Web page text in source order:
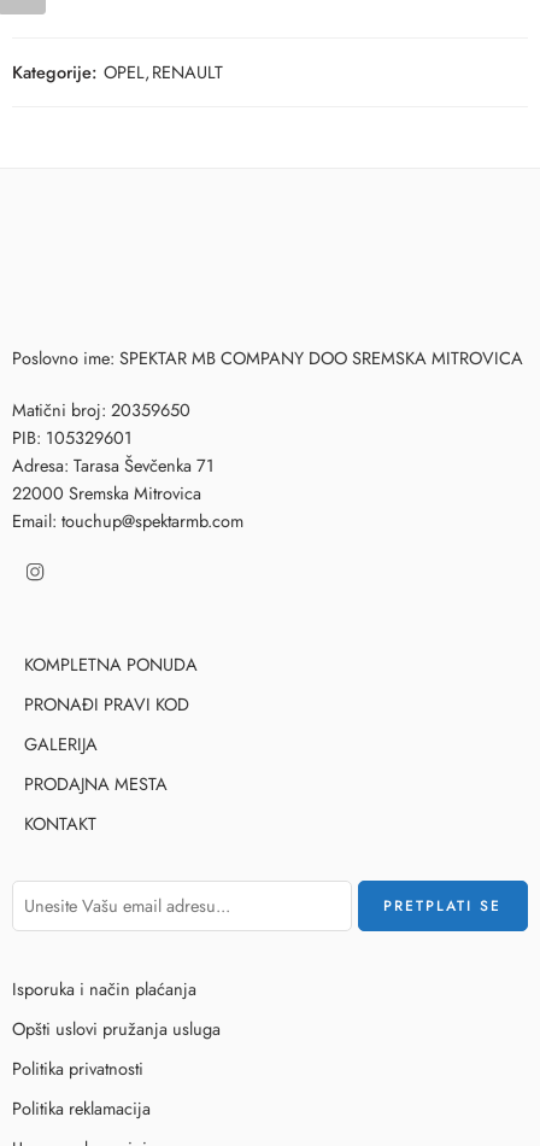
Kategorije: OPEL,RENAULT
Poslovno ime: SPEKTAR MB COMPANY DOO SREMSKA MITROVICA
Matični broj: 20359650
PIB: 105329601
Adresa: Tarasa Ševčenka 71
22000 Sremska Mitrovica
Email: touchup@spektarmb.com
KOMPLETNA PONUDA
PRONAĐI PRAVI KOD
GALERIJA
PRODAJNA MESTA
KONTAKT
Isporuka i način plaćanja
Opšti uslovi pružanja usluga
Politika privatnosti
Politika reklamacija